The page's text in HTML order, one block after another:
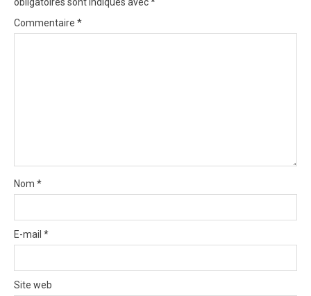
a
t
obligatoires sont indiqués avec *
Commentaire *
Nom *
E-mail *
Site web